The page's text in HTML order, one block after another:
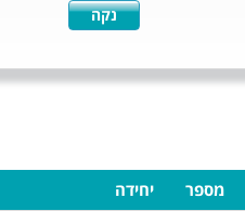
נקה
מספר יחידה